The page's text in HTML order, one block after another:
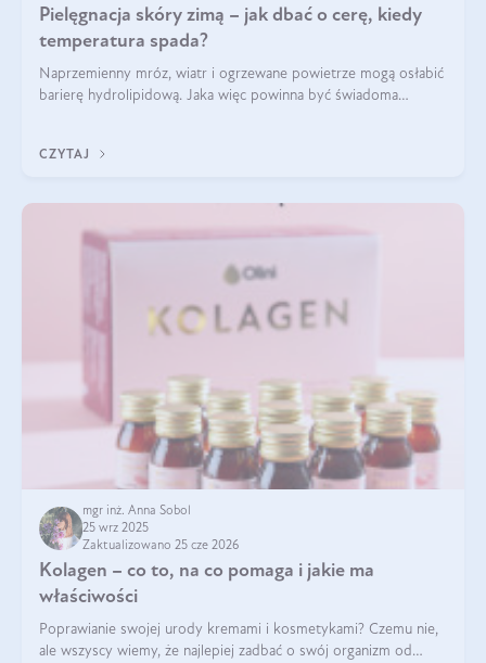
Pielęgnacja skóry zimą – jak dbać o cerę, kiedy
temperatura spada?
Naprzemienny mróz, wiatr i ogrzewane powietrze mogą osłabić
barierę hydrolipidową. Jaka więc powinna być świadoma
CZYTAJ
mgr inż. Anna Sobol
25 wrz 2025
Zaktualizowano 25 cze 2026
Kolagen – co to, na co pomaga i jakie ma
właściwości
Poprawianie swojej urody kremami i kosmetykami? Czemu nie,
ale wszyscy wiemy, że najlepiej zadbać o swój organizm od